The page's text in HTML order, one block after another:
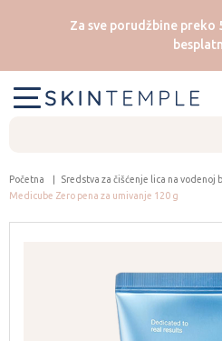
Za sve porudžbine preko
Početna
Sredstva za čišćenje lica na vodenoj
Medicube Zero pena za umivanje 120 g